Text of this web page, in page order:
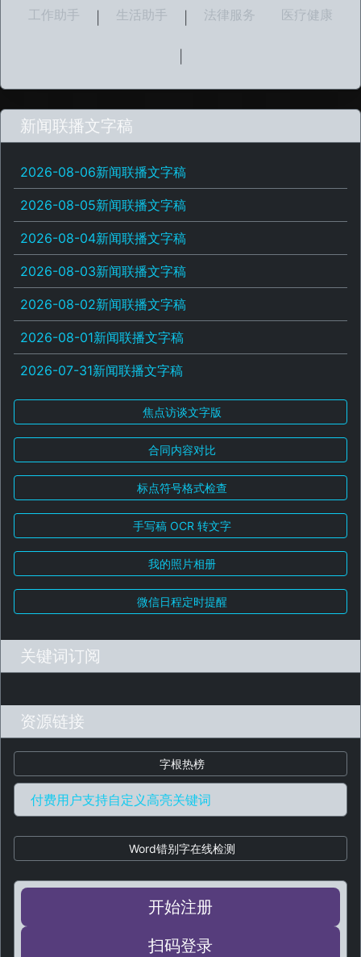
工作助手 生活助手 法律服务 医疗健康
新闻联播文字稿
2026-08-06新闻联播文字稿
2026-08-05新闻联播文字稿
2026-08-04新闻联播文字稿
2026-08-03新闻联播文字稿
2026-08-02新闻联播文字稿
2026-08-01新闻联播文字稿
2026-07-31新闻联播文字稿
焦点访谈文字版
合同内容对比
标点符号格式检查
手写稿 OCR 转文字
我的照片相册
微信日程定时提醒
关键词订阅
资源链接
字根热榜
付费用户支持自定义高亮关键词
Word错别字在线检测
开始注册
扫码登录